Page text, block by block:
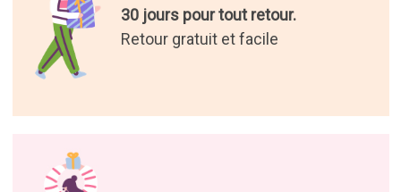
30 jours pour tout retour.
Retour gratuit et facile